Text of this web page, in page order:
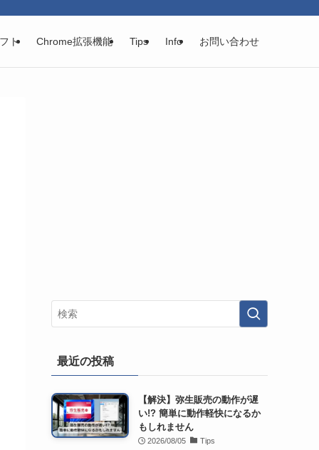
ト Chrome拡張機能 Tips Info お問い合わせ
最近の投稿
【解決】弥生販売の動作が遅
い!? 簡単に動作軽快になるか
もしれません
2026/08/05 Tips